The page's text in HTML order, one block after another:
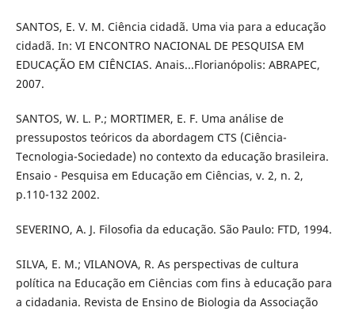
SANTOS, E. V. M. Ciência cidadã. Uma via para a educação
cidadã. In: VI ENCONTRO NACIONAL DE PESQUISA EM
EDUCAÇÃO EM CIÊNCIAS. Anais...Florianópolis: ABRAPEC,
2007.
SANTOS, W. L. P.; MORTIMER, E. F. Uma análise de
pressupostos teóricos da abordagem CTS (Ciência-
Tecnologia-Sociedade) no contexto da educação brasileira.
Ensaio - Pesquisa em Educação em Ciências, v. 2, n. 2,
p.110-132 2002.
SEVERINO, A. J. Filosofia da educação. São Paulo: FTD, 1994.
SILVA, E. M.; VILANOVA, R. As perspectivas de cultura
política na Educação em Ciências com fins à educação para
a cidadania. Revista de Ensino de Biologia da Associação